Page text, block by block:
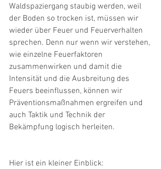
Waldspaziergang staubig werden, weil
der Boden so trocken ist, müssen wir
wieder über Feuer und Feuerverhalten
sprechen. Denn nur wenn wir verstehen,
wie einzelne Feuerfaktoren
zusammenwirken und damit die
Intensität und die Ausbreitung des
Feuers beeinflussen, können wir
Präventionsmaßnahmen ergreifen und
auch Taktik und Technik der
Bekämpfung logisch herleiten.
Hier ist ein kleiner Einblick: